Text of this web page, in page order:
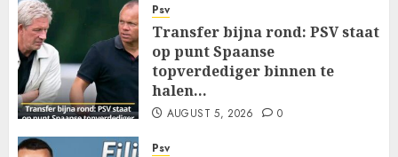
Psv
Transfer bijna rond: PSV staat
op punt Spaanse
topverdediger binnen te
halen…
AUGUST 5, 2026 0
Psv